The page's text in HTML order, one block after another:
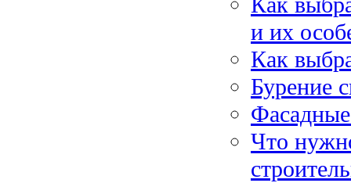
и их
Как
Бурение
Что